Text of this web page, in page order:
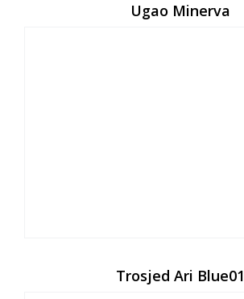
Ugao Minerva
Trosjed Ari Blue01